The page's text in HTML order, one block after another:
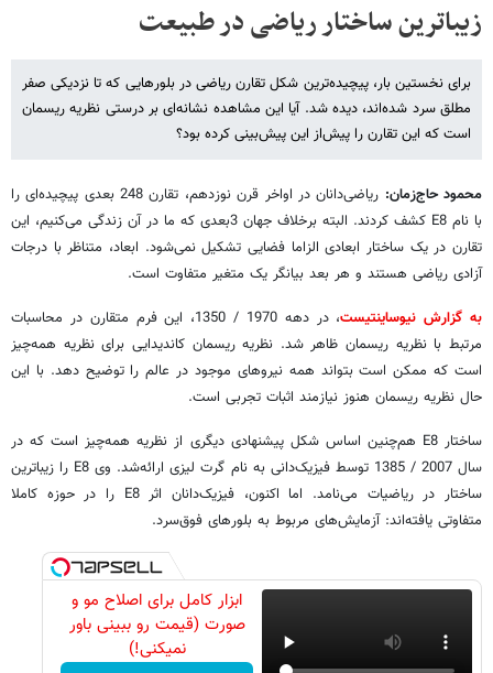
زیباترین ساختار ریاضی در طبیعت
برای نخستین بار، پیچیده‌ترین شکل تقارن ریاضی در بلور‌هایی که تا نزدیکی صفر
مطلق سرد شده‌اند، دیده شد. آیا این مشاهده نشانه‌ای بر درستی نظریه ریسمان
است که این تقارن را پیش‌از این پیش‌بینی کرده بود؟
محمود حاج‌زمان:
ریاضی‌دانان در اواخر قرن نوزدهم، تقارن 248 بعدی پیچیده‌ای را
با نام E8 کشف کردند. البته برخلاف جهان 3بعدی که ما در آن زندگی می‌کنیم، این
تقارن در یک ساختار ابعادی الزاما فضایی تشکیل نمی‌شود. ابعاد، متناظر با درجات
آزادی ریاضی هستند و هر بعد بیانگر یک متغیر متفاوت است.
به گزارش نیوساینتیست
، در دهه 1970 / 1350، این فرم متقارن در محاسبات
مرتبط با نظریه ریسمان ظاهر شد. نظریه ریسمان کاندیدایی برای نظریه همه‌چیز
است که ممکن است بتواند همه نیروهای موجود در عالم را توضیح دهد. با این
حال نظریه ریسمان هنوز نیازمند اثبات تجربی است.
ساختار E8 هم‌چنین اساس شکل پیشنهادی دیگری از نظریه همه‌چیز است که در
سال 2007 / 1385 توسط فیزیک‌دانی به نام گرت لیزی ارائه‌شد. وی E8 را زیباترین
ساختار در ریاضیات می‌نامد. اما اکنون، فیزیک‌دانان اثر E8 را در حوزه کاملا
متفاوتی یافته‌اند: آزمایش‌های مربوط به بلورهای فوق‌سرد.
ابزار کامل برای اصلاح مو و
صورت (قیمت رو ببینی باور
نمیکنی!)